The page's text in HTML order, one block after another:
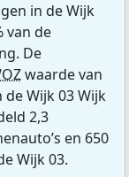
in de Wijk
van de
De
waarde van
de Wijk 03 Wijk
2,3
en 650
Wijk 03.